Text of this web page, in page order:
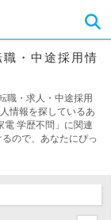
・中途採用情
職・求人・中途採用
情報を探しているあ
電 学歴不問」に関連
ので、あなたにぴっ